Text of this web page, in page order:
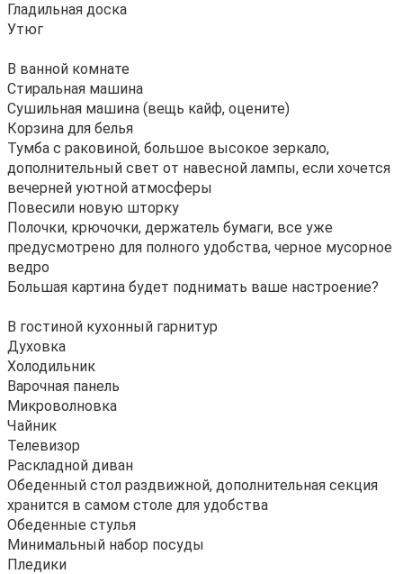
Гладильная доска
Утюг
В ванной комнате
Стиральная машина
Сушильная машина (вещь кайф, оцените)
Корзина для белья
Тумба с раковиной, большое высокое зеркало,
дополнительный свет от навесной лампы, если хочется
вечерней уютной атмосферы
Повесили новую шторку
Полочки, крючочки, держатель бумаги, все уже
предусмотрено для полного удобства, черное мусорное
ведро
Большая картина будет поднимать ваше настроение?
В гостиной кухонный гарнитур
Духовка
Холодильник
Варочная панель
Микроволновка
Чайник
Телевизор
Раскладной диван
Обеденный стол раздвижной, дополнительная секция
хранится в самом столе для удобства
Обеденные стулья
Минимальный набор посуды
Пледики